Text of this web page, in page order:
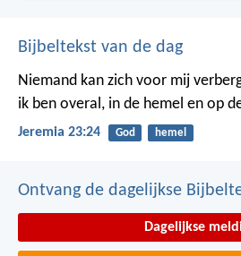
Bijbeltekst van de dag
Niemand kan zich voor mij
ik ben overal, in de hemel en op
Jeremia 23:24 God hemel
Ontvang de dagelijkse
Dagelijkse